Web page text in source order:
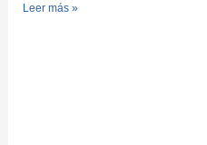
Leer más »